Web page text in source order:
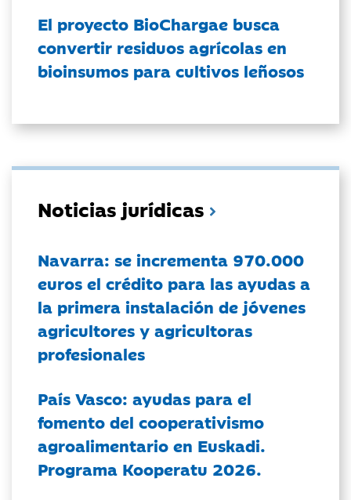
El proyecto BioChargae busca
convertir residuos agrícolas en
bioinsumos para cultivos leñosos
Noticias jurídicas
Navarra: se incrementa 970.000
euros el crédito para las ayudas a
la primera instalación de jóvenes
agricultores y agricultoras
profesionales
País Vasco: ayudas para el
fomento del cooperativismo
agroalimentario en Euskadi.
Programa Kooperatu 2026.